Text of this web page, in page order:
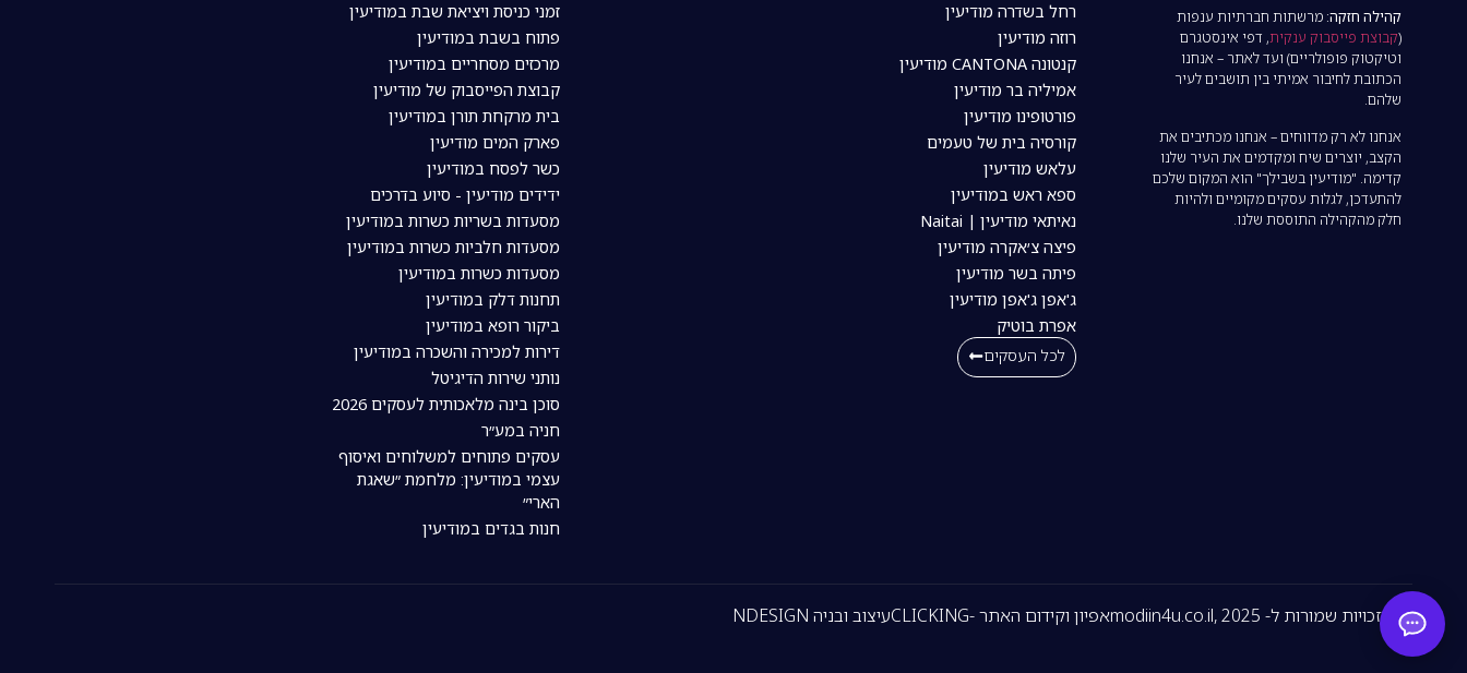
קהילה חזקה: מרשתות חברתיות ענפות
(קבוצת פייסבוק ענקית, דפי אינסטגרם
וטיקטוק פופולריים) ועד לאתר – אנחנו
הכתובת לחיבור אמיתי בין תושבים לעיר
שלהם.
אנחנו לא רק מדווחים – אנחנו מכתיבים את
הקצב, יוצרים שיח ומקדמים את העיר שלנו
קדימה. "מודיעין בשבילך" הוא המקום שלכם
להתעדכן, לגלות עסקים מקומיים ולהיות
חלק מהקהילה התוססת שלנו.
רחל בשדרה מודיעין
רוזה מודיעין
קנטונה CANTONA מודיעין
אמיליה בר מודיעין
פורטופינו מודיעין
קורסיה בית של טעמים
עלאש מודיעין
ספא ראש במודיעין
נאיתאי מודיעין | Naitai
פיצה צ׳אקרה מודיעין
פיתה בשר מודיעין
ג'אפן ג'אפן מודיעין
אפרת בוטיק
לכל העסקים
זמני כניסת ויציאת שבת במודיעין
פתוח בשבת במודיעין
מרכזים מסחריים במודיעין
קבוצת הפייסבוק של מודיעין
בית מרקחת תורן במודיעין
פארק המים מודיעין
כשר לפסח במודיעין
ידידים מודיעין - סיוע בדרכים
מסעדות בשריות כשרות במודיעין
מסעדות חלביות כשרות במודיעין
מסעדות כשרות במודיעין
תחנות דלק במודיעין
ביקור רופא במודיעין
דירות למכירה והשכרה במודיעין
נותני שירות הדיגיטל
סוכן בינה מלאכותית לעסקים 2026
חניה במע״ר
עסקים פתוחים למשלוחים ואיסוף
עצמי במודיעין: מלחמת ״שאגת
הארי״
חנות בגדים במודיעין
כל הזכויות שמורות ל- modiin4u.co.il, 2025 עיצוב ובניה NDESIGN אפיון וקידום האתר -CLICKING